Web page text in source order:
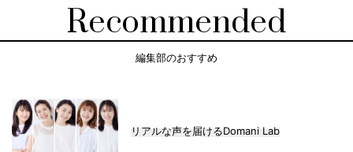
Recommended
編集部のおすすめ
リアルな声を届けるDomani Lab